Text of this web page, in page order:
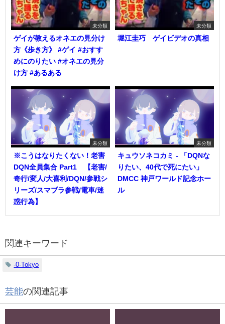
未分類
ゲイが教えるオネエの見分け
方《歩き方》 #ゲイ #おすす
めにのりたい #オネエの見分
け方 #あるある
未分類
堀江圭巧 ゲイビデオの真相
未分類
※こうはなりたくない！老害
DQN全員集合 Part1 【老害/
奇行/変人/大喜利/DQN/参戦シ
リーズ/スマブラ参戦/電車/迷
惑行為】
未分類
キュウソネコカミ - 「DQNな
りたい、40代で死にたい」
DMCC 神戸ワールド記念ホー
ル
関連キーワード
-0-Tokyo
芸能の関連記事